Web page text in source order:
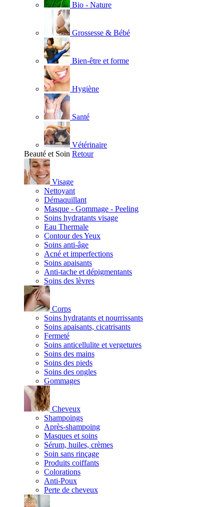
Bio - Nature
Grossesse & Bébé
Bien-être et forme
Hygiène
Santé
Vétérinaire
Beauté et Soin Retour
Visage
Nettoyant
Démaquillant
Masque - Gommage - Peeling
Soins hydratants visage
Eau Thermale
Contour des Yeux
Soins anti-âge
Acné et imperfections
Soins apaisants
Anti-tache et dépigmentants
Soins des lèvres
Corps
Soins hydratants et nourrissants
Soins apaisants, cicatrisants
Fermeté
Soins anticellulite et vergetures
Soins des mains
Soins des pieds
Soins des ongles
Gommages
Cheveux
Shampoings
Après-shampoing
Masques et soins
Sérum, huiles, crèmes
Soin sans rinçage
Produits coiffants
Colorations
Anti-Poux
Perte de cheveux